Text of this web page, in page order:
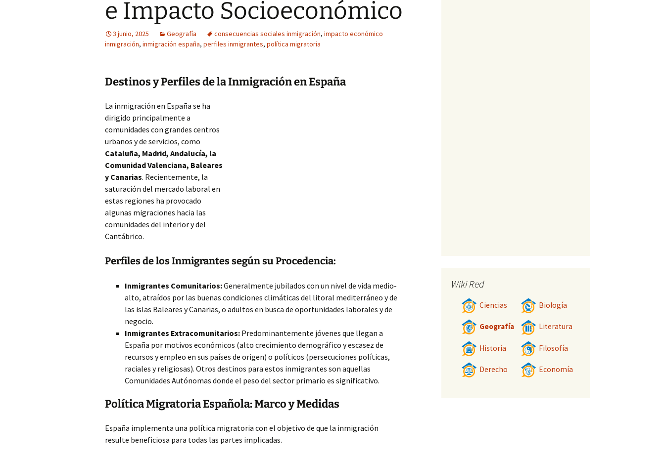
e Impacto Socioeconómico
3 junio, 2025 Geografía consecuencias sociales inmigración, impacto económico
inmigración, inmigración españa, perfiles inmigrantes, política migratoria
Destinos y Perfiles de la Inmigración en España
La inmigración en España se ha
dirigido principalmente a
comunidades con grandes centros
urbanos y de servicios, como
Cataluña, Madrid, Andalucía, la
Comunidad Valenciana, Baleares
y Canarias. Recientemente, la
saturación del mercado laboral en
estas regiones ha provocado
algunas migraciones hacia las
comunidades del interior y del
Cantábrico.
Perfiles de los Inmigrantes según su Procedencia:
Inmigrantes Comunitarios:Generalmente jubilados con un nivel de vida medio-
alto, atraídos por las buenas condiciones climáticas del litoral mediterráneo y de
las islas Baleares y Canarias, o adultos en busca de oportunidades laborales y de
negocio.
Inmigrantes Extracomunitarios: Predominantemente jóvenes que llegan a
España por motivos económicos (alto crecimiento demográfico y escasez de
recursos y empleo en sus países de origen) o políticos (persecuciones políticas,
raciales y religiosas). Otros destinos para estos inmigrantes son aquellas
Comunidades Autónomas donde el peso del sector primario es significativo.
Política Migratoria Española: Marco y Medidas
España implementa una política migratoria con el objetivo de que la inmigración
resulte beneficiosa para todas las partes implicadas.
Wiki Red
Ciencias Biología
Geografía Literatura
Historia Filosofía
Derecho Economía